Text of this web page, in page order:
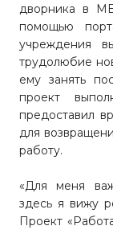
дворника в
помощью
учреждения
трудолюбие
ему занять
проект
предоставил
для
работу.
«Для меня
здесь я вижу
Проект